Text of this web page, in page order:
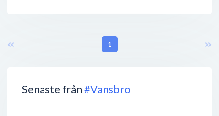
Senaste från#Vansbro
1